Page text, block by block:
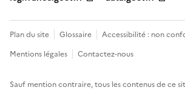
Plan du site Glossaire
Accessibilité : non
Mentions légales
Contactez-nous
Sauf mention contraire, tous les contenus de ce